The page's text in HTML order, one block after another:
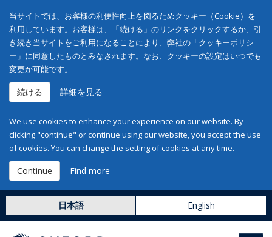
当サイトでは、お客様の利便性向上を図るためクッキー（Cookie）を
利用しています。お客様は、「続ける」のリンクをクリックするか、引
き続き当サイトをご利用になることにより、弊社の「クッキーポリシ
ー」に同意したものとみなされます。なお、クッキーの設定はいつでも
変更が可能です。
続ける 詳細を見る
We use cookies to enhance your experience on our website. By
clicking "continue" or continue using our website, you accept the use
of cookies. You can change the setting of cookies at any time.
Continue Find more
日本語 English